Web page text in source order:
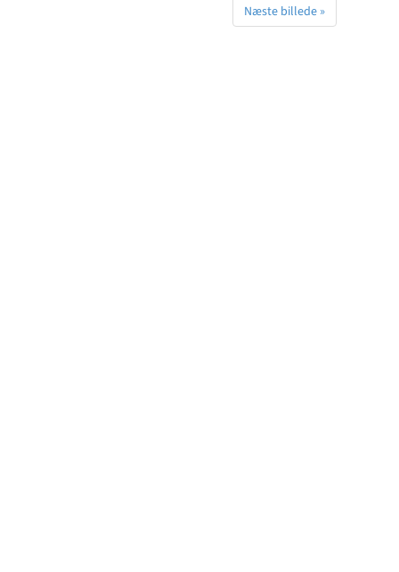
Næste billede »